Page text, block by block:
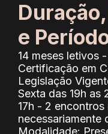
Duração,
e
14 meses letivos
Certificação em
Legislação
Sexta das 19h as
17h - 2 encontros
necessariamente
Modalidade: